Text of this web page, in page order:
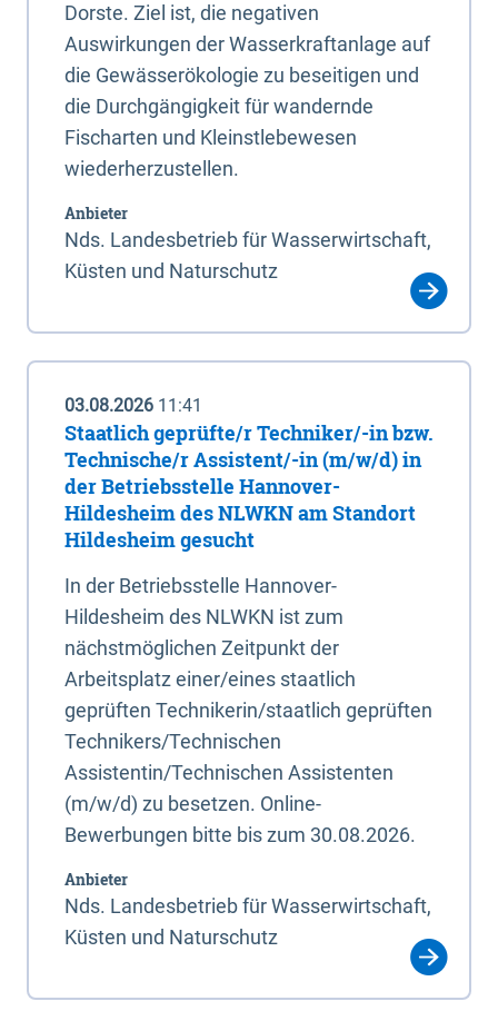
Dorste. Ziel ist, die negativen
Auswirkungen der Wasserkraftanlage auf
die Gewässerökologie zu beseitigen und
die Durchgängigkeit für wandernde
Fischarten und Kleinstlebewesen
wiederherzustellen.
Anbieter
Nds. Landesbetrieb für Wasserwirtschaft,
Küsten und Naturschutz
03.08.2026 11:41
Staatlich geprüfte/r Techniker/-in bzw.
Technische/r Assistent/-in (m/w/d) in
der Betriebsstelle Hannover-
Hildesheim des NLWKN am Standort
Hildesheim gesucht
In der Betriebsstelle Hannover-
Hildesheim des NLWKN ist zum
nächstmöglichen Zeitpunkt der
Arbeitsplatz einer/eines staatlich
geprüften Technikerin/staatlich geprüften
Technikers/Technischen
Assistentin/Technischen Assistenten
(m/w/d) zu besetzen. Online-
Bewerbungen bitte bis zum 30.08.2026.
Anbieter
Nds. Landesbetrieb für Wasserwirtschaft,
Küsten und Naturschutz